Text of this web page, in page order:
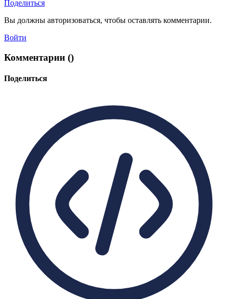
Поделиться
Вы должны авторизоваться, чтобы оставлять комментарии.
Войти
Комментарии ()
Поделиться